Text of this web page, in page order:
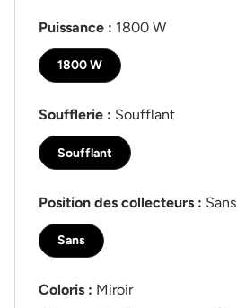
Puissance : 1800 W
1800 W
Soufflerie : Soufflant
Soufflant
Position des collecteurs : Sans
Sans
Coloris : Miroir